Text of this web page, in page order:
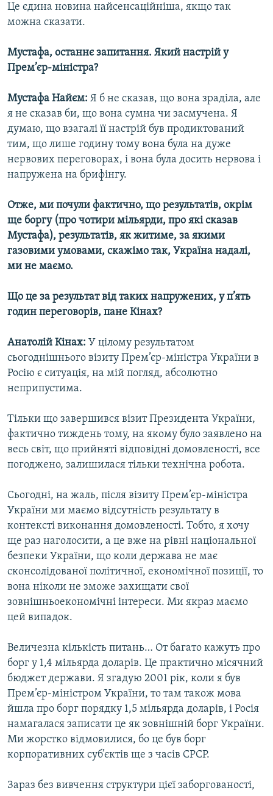
Це єдина новина найсенсаційніша, якщо так
можна сказати.
Мустафа, останнє запитання. Який настрій у
Прем’єр-міністра?
Мустафа Найєм: Я б не сказав, що вона зраділа, але
я не сказав би, що вона сумна чи засмучена. Я
думаю, що взагалі її настрій був продиктований
тим, що лише годину тому вона була на дуже
нервових переговорах, і вона була досить нервова і
напружена на брифінгу.
Отже, ми почули фактично, що результатів, окрім
ще боргу (про чотири мільярди, про які сказав
Мустафа), результатів, як житиме, за якими
газовими умовами, скажімо так, Україна надалі,
ми не маємо.
Що це за результат від таких напружених, у п’ять
годин переговорів, пане Кінах?
Анатолій Кінах: У цілому результатом
сьогоднішнього візиту Прем’єр-міністра України в
Росію є ситуація, на мій погляд, абсолютно
неприпустима.
Тільки що завершився візит Президента України,
фактично тиждень тому, на якому було заявлено на
весь світ, що прийняті відповідні домовленості, все
погоджено, залишилася тільки технічна робота.
Сьогодні, на жаль, після візиту Прем’єр-міністра
України ми маємо відсутність результату в
контексті виконання домовленості. Тобто, я хочу
ще раз наголосити, а це вже на рівні національної
безпеки України, що коли держава не має
сконсолідованої політичної, економічної позиції, то
вона ніколи не зможе захищати свої
зовнішньоекономічні інтереси. Ми якраз маємо
цей випадок.
Величезна кількість питань… От багато кажуть про
борг у 1,4 мільярда доларів. Це практично місячний
бюджет держави. Я згадую 2001 рік, коли я був
Прем’єр-міністром України, то там також мова
йшла про борг порядку 1,5 мільярда доларів, і Росія
намагалася записати це як зовнішній борг України.
Ми жорстко відмовилися, бо це був борг
корпоративних суб’єктів ще з часів СРСР.
Зараз без вивчення структури цієї заборгованості,